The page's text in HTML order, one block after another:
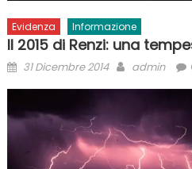
Evidenza Informazione
Il 2015 di Renzi: una
Posted
31 Dicembre 2014 Author
admin